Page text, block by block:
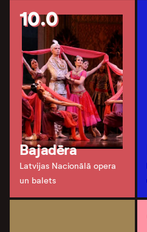
10.0
Bajadēra
Latvijas Nacionālā opera
un balets